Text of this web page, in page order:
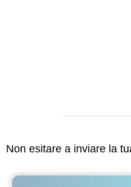
Non esitare a inviare la